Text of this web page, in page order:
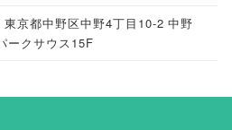
京都中野区中野4丁目10-2 中野
ークサウス15F